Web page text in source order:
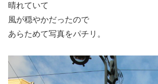
晴れていて
風が穏やかだったので
あらためて写真をパチリ。